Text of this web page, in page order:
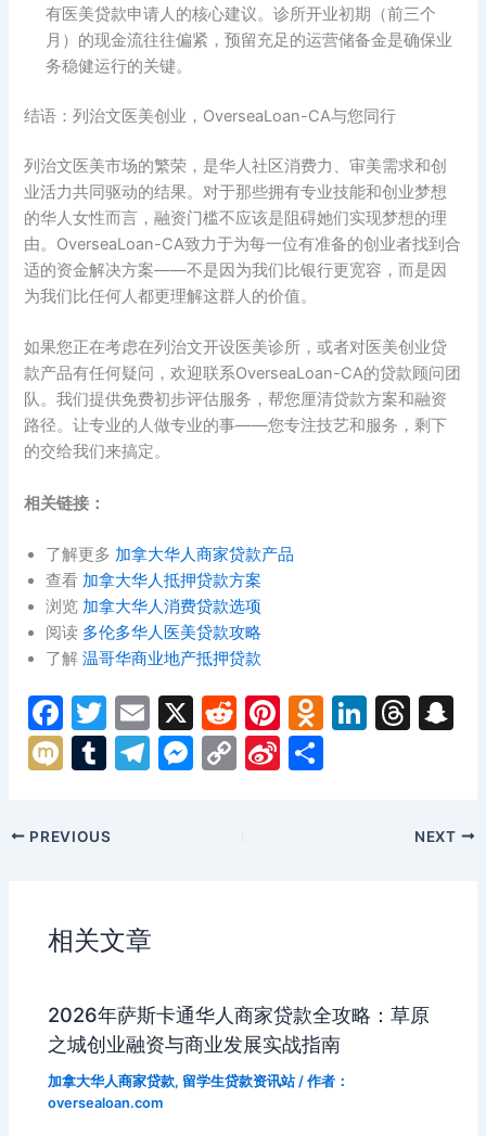
有医美贷款申请人的核心建议。诊所开业初期（前三个
月）的现金流往往偏紧，预留充足的运营储备金是确保业
务稳健运行的关键。
结语：列治文医美创业，OverseaLoan-CA与您同行
列治文医美市场的繁荣，是华人社区消费力、审美需求和创
业活力共同驱动的结果。对于那些拥有专业技能和创业梦想
的华人女性而言，融资门槛不应该是阻碍她们实现梦想的理
由。OverseaLoan-CA致力于为每一位有准备的创业者找到合
适的资金解决方案——不是因为我们比银行更宽容，而是因
为我们比任何人都更理解这群人的价值。
如果您正在考虑在列治文开设医美诊所，或者对医美创业贷
款产品有任何疑问，欢迎联系OverseaLoan-CA的贷款顾问团
队。我们提供免费初步评估服务，帮您厘清贷款方案和融资
路径。让专业的人做专业的事——您专注技艺和服务，剩下
的交给我们来搞定。
相关链接：
了解更多 加拿大华人商家贷款产品
查看 加拿大华人抵押贷款方案
浏览 加拿大华人消费贷款选项
阅读 多伦多华人医美贷款攻略
了解温哥华商业地产抵押贷款
F
a
c
b
o
k
T
w
itt
E
m
ai
X
R
e
d
Pi
nt
er
O
ki
Li T
d
c
M
i
T
m
bl
T
m
M
er
C
Si
PREVIOUS NEXT
相关文章
2026年萨斯卡通华人商家贷款全攻略：草原
之城创业融资与商业发展实战指南
加拿大华人商家贷款, 留学生贷款资讯站/ 作者：
oversealoan.com